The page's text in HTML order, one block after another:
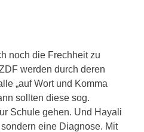
noch die Frechheit zu
werden durch deren
„auf Wort und Komma
sollten diese sog.
Schule gehen. Und Hayali
eine Diagnose. Mit